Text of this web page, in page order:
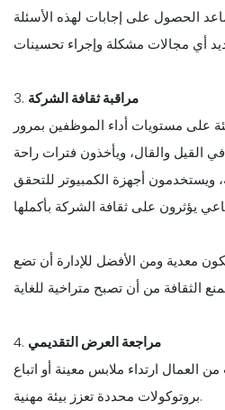
الحصول على إجابات لهذه الأسئلة
3. مراقبة ثقافة الشركة
على مستويات أداء الموظفين بمرور
القيل والقال، ويأخذون فترات راحة
ويستخدمون أجهزة الكمبيوتر للتحقق
معدية ومن الأفضل للإدارة أن تضع
4. مراجعة العرض التقديمي
ارتداء ملابس معينة أو اتباع
بروتوكولات محددة تعزز بيئة مهنية.